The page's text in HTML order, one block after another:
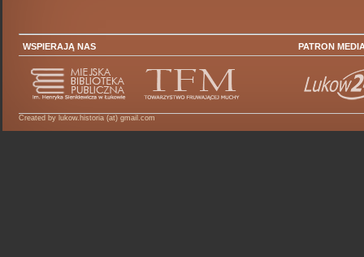
WSPIERAJĄ NAS PATRON
Created by lukow.historia (at) gmail.com